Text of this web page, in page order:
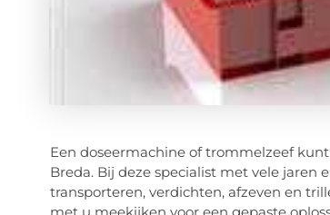
Een doseermachine of trommelzeef
Breda. Bij deze specialist met vele
transporteren, verdichten, afzeven en